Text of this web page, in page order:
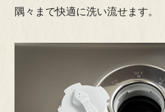
隅々まで快適に洗い流せます。